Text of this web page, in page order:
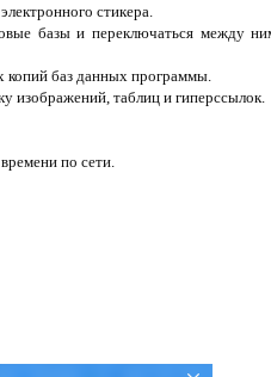
стикера.
базы и переключаться между
копий баз данных программы.
изображений, таблиц и гиперссылок.
по сети.